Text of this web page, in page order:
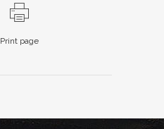
Print page